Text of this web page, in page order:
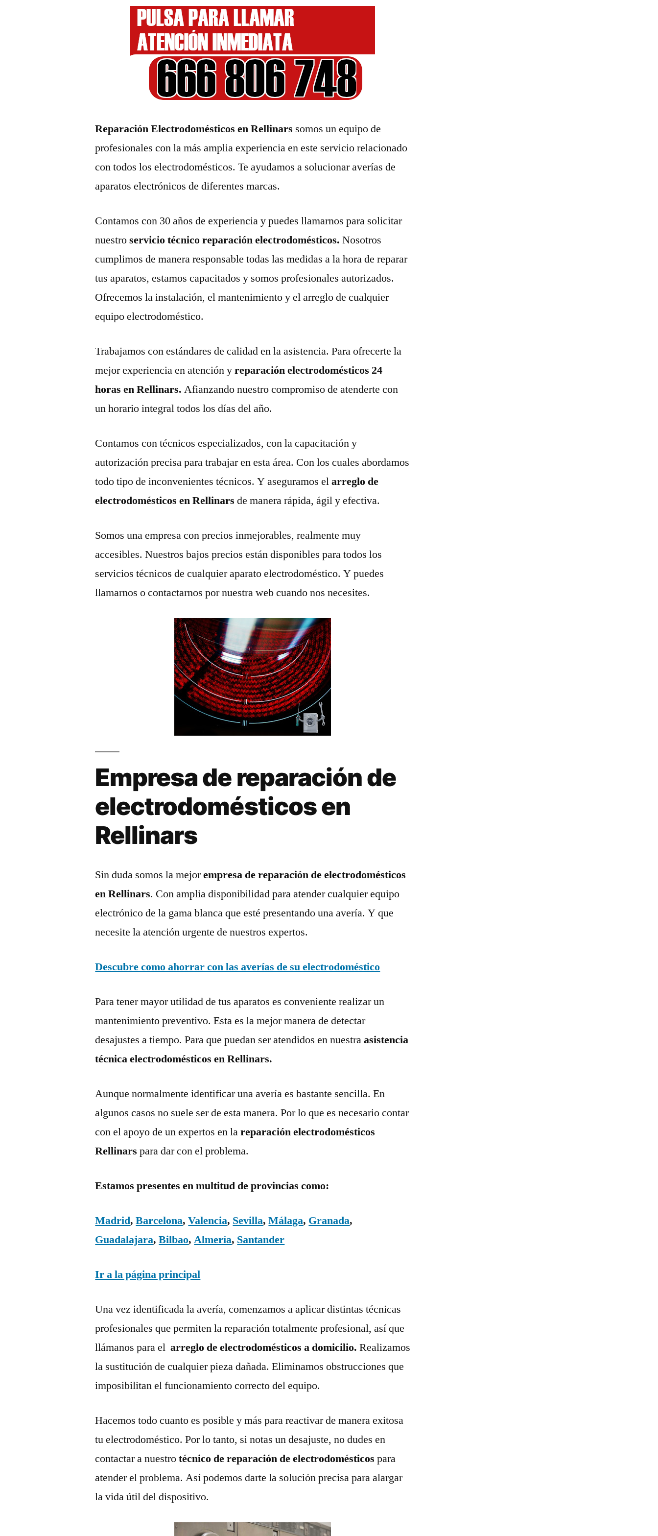
Reparación Electrodomésticos en Rellinars somos un equipo de
profesionales con la más amplia experiencia en este servicio relacionado
con todos los electrodomésticos. Te ayudamos a solucionar averías de
aparatos electrónicos de diferentes marcas.
Contamos con 30 años de experiencia y puedes llamarnos para solicitar
nuestroservicio técnico reparación electrodomésticos.Nosotros
cumplimos de manera responsable todas las medidas a la hora de reparar
tus aparatos, estamos capacitados y somos profesionales autorizados.
Ofrecemos la instalación, el mantenimiento y el arreglo de cualquier
equipo electrodoméstico.
Trabajamos con estándares de calidad en la asistencia. Para ofrecerte la
mejor experiencia en atención yreparación electrodomésticos 24
horas en Rellinars.Afianzando nuestro compromiso de atenderte con
un horario integral todos los días del año.
Contamos con técnicos especializados, con la capacitación y
autorización precisa para trabajar en esta área. Con los cuales abordamos
todo tipo de inconvenientes técnicos. Y aseguramos elarreglo de
electrodomésticos en Rellinarsde manera rápida, ágil y efectiva.
Somos una empresa con precios inmejorables, realmente muy
accesibles. Nuestros bajos precios están disponibles para todos los
servicios técnicos de cualquier aparato electrodoméstico. Y puedes
llamarnos o contactarnos por nuestra web cuando nos necesites.
Empresa de reparación de
electrodomésticos en
Rellinars
Sin duda somos la mejorempresa de reparación de electrodomésticos
en Rellinars. Con amplia disponibilidad para atender cualquier equipo
electrónico de la gama blanca que esté presentando una avería. Y que
necesite la atención urgente de nuestros expertos.
Descubre como ahorrar con las averías de su electrodoméstico
Para tener mayor utilidad de tus aparatos es conveniente realizar un
mantenimiento preventivo. Esta es la mejor manera de detectar
desajustes a tiempo. Para que puedan ser atendidos en nuestraasistencia
técnica electrodomésticos en Rellinars.
Aunque normalmente identificar una avería es bastante sencilla. En
algunos casos no suele ser de esta manera. Por lo que es necesario contar
con el apoyo de un expertos en lareparación electrodomésticos
Rellinarspara dar con el problema.
Estamos presentes en multitud de provincias como:
Madrid,Barcelona,Valencia, Sevilla,Málaga, Granada,
Guadalajara,Bilbao,Almería, Santander
Ir a la página principal
Una vez identificada la avería, comenzamos a aplicar distintas técnicas
profesionales que permiten la reparación totalmente profesional, así que
llámanos para el arreglo de electrodomésticos a domicilio.Realizamos
la sustitución de cualquier pieza dañada. Eliminamos obstrucciones que
imposibilitan el funcionamiento correcto del equipo.
Hacemos todo cuanto es posible y más para reactivar de manera exitosa
tu electrodoméstico. Por lo tanto, si notas un desajuste, no dudes en
contactar a nuestrotécnico de reparación de electrodomésticospara
atender el problema. Así podemos darte la solución precisa para alargar
la vida útil del dispositivo.